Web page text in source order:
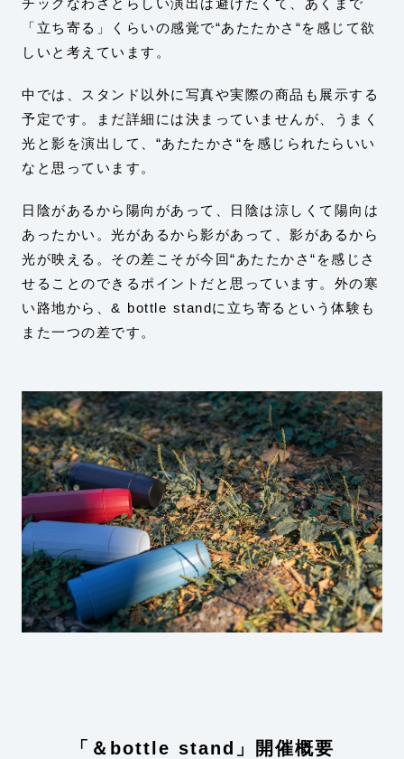
チックなわざとらしい演出は避けたくて、あくまで
「立ち寄る」くらいの感覚で“あたたかさ“を感じて欲
しいと考えています。
中では、スタンド以外に写真や実際の商品も展示する
予定です。まだ詳細には決まっていませんが、うまく
光と影を演出して、“あたたかさ“を感じられたらいい
なと思っています。
日陰があるから陽向があって、日陰は涼しくて陽向は
あったかい。光があるから影があって、影があるから
光が映える。その差こそが今回“あたたかさ“を感じさ
せることのできるポイントだと思っています。外の寒
い路地から、& bottle standに立ち寄るという体験も
また一つの差です。
「＆bottle stand」開催概要